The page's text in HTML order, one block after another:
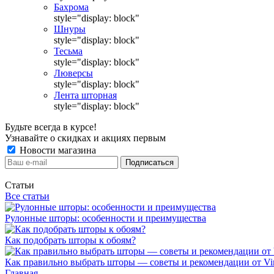
Бахрома
style="display: block"
Шнуры
style="display: block"
Тесьма
style="display: block"
Люверсы
style="display: block"
Лента шторная
style="display: block"
Будьте всегда в курсе!
Узнавайте о скидках и акциях первым
Новости магазина
Статьи
Все статьи
Рулонные шторы: особенности и преимущества
Как подобрать шторы к обоям?
Как правильно выбрать шторы — советы и рекомендации от